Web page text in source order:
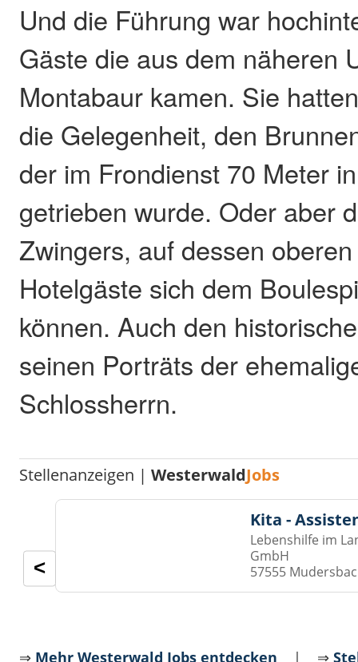
Und die Führung war
Gäste die aus dem näheren
Montabaur kamen. Sie
die Gelegenheit, den
der im Frondienst 70 Meter
getrieben wurde. Oder aber
Zwingers, auf dessen
Hotelgäste sich dem
können. Auch den
seinen Porträts der
Schlossherrn.
Stellenanzeigen |WesterwaldJobs
Kita -
Lebenshilfe im
GmbH
57555
<
⇒ Mehr Westerwald Jobs entdecken | ⇒